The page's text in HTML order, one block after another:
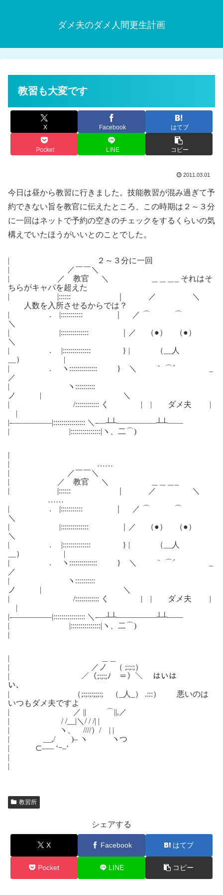
ダメ夫のダメ人間更生計画
教習も大変です
X Facebook はてブ
Pocket LINE コピー
2011.03.01
今日は昼から教習に行きました。技能教習が混み過ぎて予
約できない旨を教官に伝えたところ、この時期は２～３分
に一回はネットで予約の空きのチェックをするくらいの気
構えでいたほうがいいとのことでした。
| ２～３分に一回
| ／￣￣＼
| ／ 教官 ＼ ＿＿＿_ それはそ
ちらがキャパを超えた
| |:::::: ｜ ／ ＼
人数を入所させるからでは？
| . |::::::::::: ｜ ／ ⌒ ⌒
＼
| |:::::::::::::: ｜／ （●） （●）
＼
| . |:::::::::::::: } | （__人
__） |
| . ヽ:::::::::::::: } ＼ ｀ ⌒´ _
／
| ヽ::::::::::
ノ | ＼
| /:::::::::::: く | | ダメ夫 |
|
|-―――――|:::::::::::::::: ＼-―┴┴―――――┴┴――
| |:::::::::::::::|ヽ、二⌒)
|
| ……
| ／￣￣＼
| ／ 教官 ＼ ＿＿＿_
| |:::::: ｜ ／ ＼
……
| . |::::::::::: ｜ ／ ⌒ ⌒
＼
| |:::::::::::::: ｜／ （●） （●）
＼
| . |:::::::::::::: } | （__人
__） |
| . ヽ:::::::::::::: } ＼ ｀ ⌒´ _
／
| ヽ::::::::::
ノ | ＼
| /:::::::::::: く | | ダメ夫 |
|
|-―――――|:::::::::::::::: ＼-―┴┴―――――┴┴――
| |:::::::::::::::|ヽ、二⌒)
|
| ＿＿
| ／ノ （ ;:;:;）
| ／（;:;:;ﾉ ＝）＼ はいは
い、
| （;:;:;:;;;:; （_人_） .:::） 悪いのは
いつもダメ夫ですよ
| ／ || ⌒||,／
| / /__|＼/ / /| |
| ヽ、 ////）/ | |
| __,/ )– ヽ ヽつ
| ⊂–― ‘ｰ–‘
|
|
教習所
シェアする
X Facebook はてブ
Pocket LINE コピー